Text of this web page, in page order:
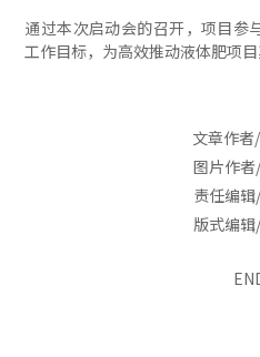
通过本次启动会的召开，项目参
工作目标，为高效推动液体肥项目
文章作者
图片作
责任编
版式编